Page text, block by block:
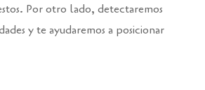
Por otro lado, detectaremos
y te ayudaremos a posicionar